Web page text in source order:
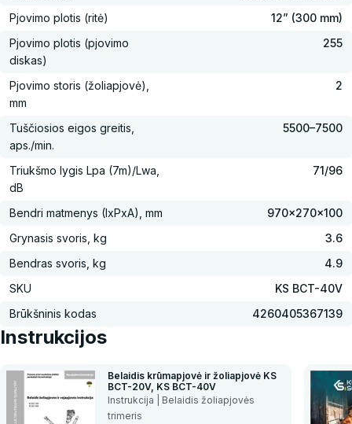
Pjovimo plotis (ritė)
12” (300 mm)
Pjovimo plotis (pjovimo
diskas)
255
Pjovimo storis (žoliapjovė),
mm
2
Tuščiosios eigos greitis,
aps./min.
5500–7500
Triukšmo lygis Lpa (7m)/Lwa,
dB
71/96
Bendri matmenys (IxPxA), mm
970×270×100
Grynasis svoris, kg
3.6
Bendras svoris, kg
4.9
SKU
KS BCT-40V
Brūkšninis kodas
4260405367139
Instrukcijos
Belaidis krūmapjovė ir žoliapjovė KS
BCT-20V, KS BCT-40V
Instrukcija | Belaidis žoliapjovės
trimeris